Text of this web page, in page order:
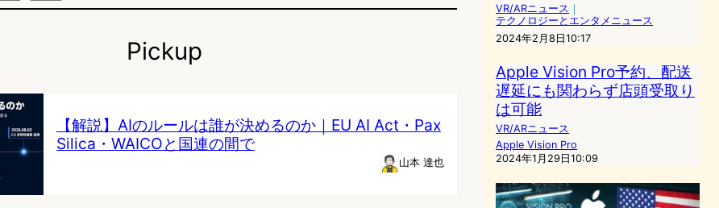
Pickup
【解説】AIのルールは誰が決めるのか｜EU AI Act・Pax
Silica・WAICOと国連の間で
山本 達也
VR/ARニュース ｜
テクノロジーとエンタメニュース
2024年2月8日10:17
Apple Vision Pro予約、配送
遅延にも関わらず店頭受取り
は可能
VR/ARニュース
Apple Vision Pro
2024年1月29日10:09